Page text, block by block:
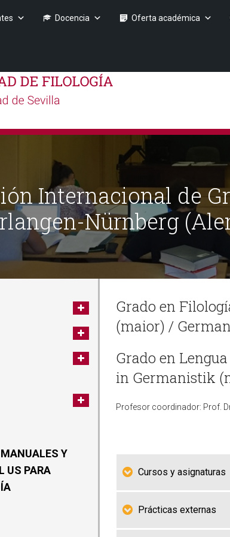
Docencia Oferta académica
Internacional de
Nürnberg
Y
US PARA
Grado en
(maior) /
Grado en
in Germanistik
Profesor coordinador: Prof.
Cursos y asignaturas
Prácticas externas